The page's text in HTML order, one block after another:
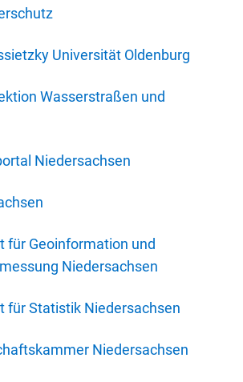
Universität Oldenburg
Wasserstraßen und
Niedersachsen
für Geoinformation und
Niedersachsen
für Statistik Niedersachsen
Niedersachsen